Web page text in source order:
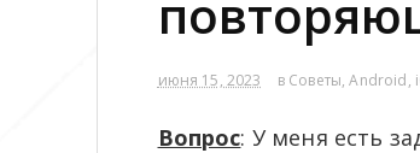
июня 15, 2023 в Советы,Android,
Вопрос: У меня есть